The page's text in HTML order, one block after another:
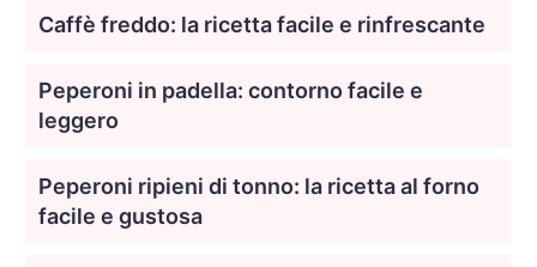
Caffè freddo: la ricetta facile e rinfrescante
Peperoni in padella: contorno facile e
leggero
Peperoni ripieni di tonno: la ricetta al forno
facile e gustosa